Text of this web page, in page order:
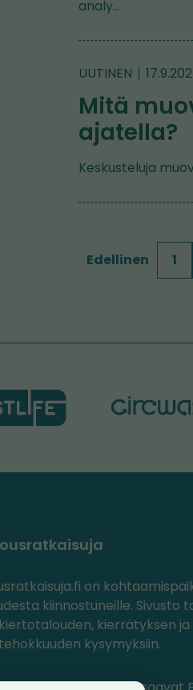
analy…
UUTINEN
Mitä
ajatella?
Keskusteluja
Edellinen 1
on
kiinnostuneille. Sivusto
kierrätyksen ja
kysymyksiin.